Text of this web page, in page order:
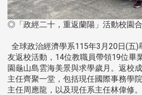
◎「政經二十，重返蘭陽」活動校園
全球政治經濟學系115年3月20日(五)
友返校活動，14位教職員帶領19位畢
園龜山島雲海美景與求學歲月。返校
主任齊聚一堂，包括現任國際事務學
主任周應龍，以及現任系主任林偉修